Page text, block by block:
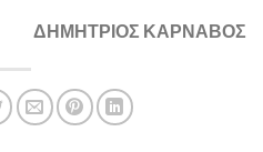
ΔΗΜΗΤΡΙΟΣ ΚΑΡΝΑΒΟΣ